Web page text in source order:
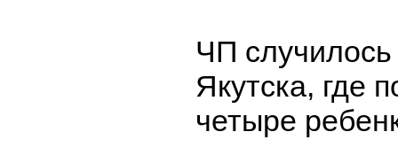
ЧП
Якутска, где
четыре